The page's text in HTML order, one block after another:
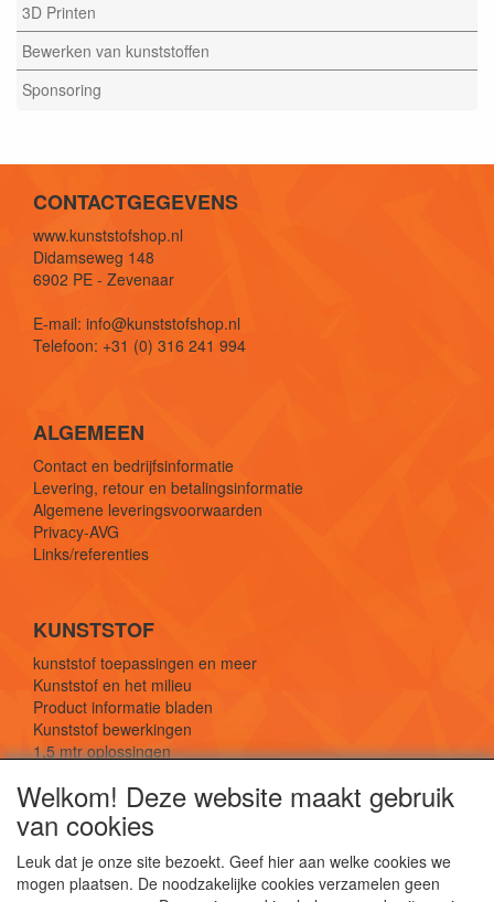
3D Printen
Bewerken van kunststoffen
Sponsoring
CONTACTGEGEVENS
www.kunststofshop.nl
Didamseweg 148
6902 PE - Zevenaar
E-mail: info@kunststofshop.nl
Telefoon: +31 (0) 316 241 994
ALGEMEEN
Contact en bedrijfsinformatie
Levering, retour en betalingsinformatie
Algemene leveringsvoorwaarden
Privacy-AVG
Links/referenties
KUNSTSTOF
kunststof toepassingen en meer
Kunststof en het milieu
Product informatie bladen
Kunststof bewerkingen
1,5 mtr oplossingen
SOCIALE MEDIA
Welkom! Deze website maakt gebruik
van cookies
Leuk dat je onze site bezoekt. Geef hier aan welke cookies we
mogen plaatsen. De noodzakelijke cookies verzamelen geen